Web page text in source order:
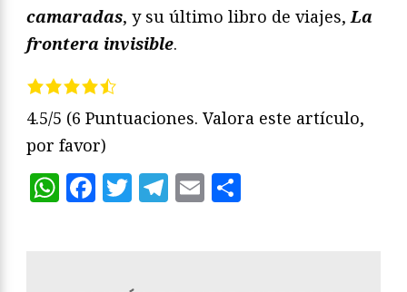
camaradas, y su último libro de viajes,La
frontera invisible.
4.5/5 (6 Puntuaciones. Valora este artículo,
por favor)
WhatsApp
Facebook
Twitter
Telegram
Email